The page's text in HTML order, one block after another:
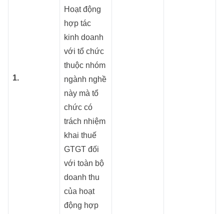
1.
Hoạt động
hợp tác
kinh doanh
với tổ chức
thuộc nhóm
ngành nghề
này mà tổ
chức có
trách nhiệm
khai thuế
GTGT đối
với toàn bộ
doanh thu
của hoạt
động hợp